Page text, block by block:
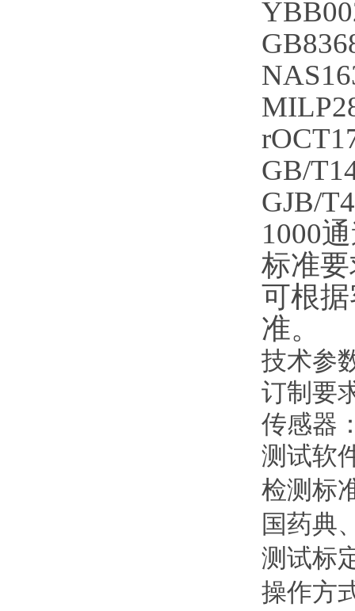
GB/
GJB/
1000
标准
可根
准。
技术参
订制要
传感器
测试软
检测标
国药典
测试标
操作方